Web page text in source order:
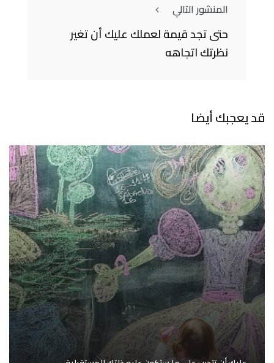
المنشور التالي
حتى تجد قيمة لعملك عليك أن تغير
نظرتك اتجاهه
قد يعجبك أيضا